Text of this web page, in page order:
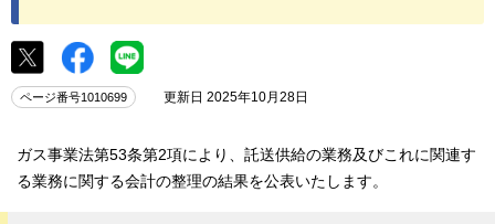
ページ番号1010699 更新日 2025年10月28日
ガス事業法第53条第2項により、託送供給の業務及びこれに関連す
る業務に関する会計の整理の結果を公表いたします。